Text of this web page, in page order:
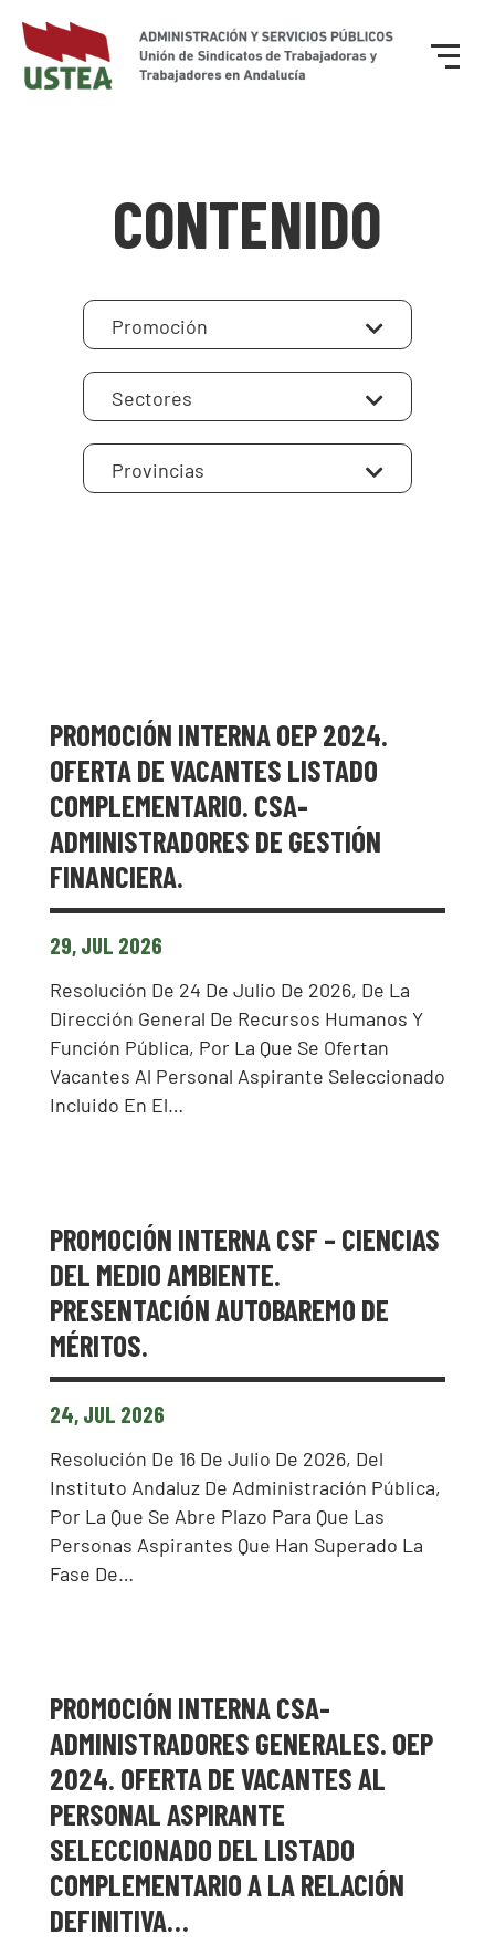
CONTENIDO
Promoción
Sectores
Provincias
PROMOCIÓN INTERNA OEP 2024.
OFERTA DE VACANTES LISTADO
COMPLEMENTARIO. CSA-
ADMINISTRADORES DE GESTIÓN
FINANCIERA.
29, JUL 2026
Resolución De 24 De Julio De 2026, De La
Dirección General De Recursos Humanos Y
Función Pública, Por La Que Se Ofertan
Vacantes Al Personal Aspirante Seleccionado
Incluido En El…
PROMOCIÓN INTERNA CSF – CIENCIAS
DEL MEDIO AMBIENTE.
PRESENTACIÓN AUTOBAREMO DE
MÉRITOS.
24, JUL 2026
Resolución De 16 De Julio De 2026, Del
Instituto Andaluz De Administración Pública,
Por La Que Se Abre Plazo Para Que Las
Personas Aspirantes Que Han Superado La
Fase De…
PROMOCIÓN INTERNA CSA-
ADMINISTRADORES GENERALES. OEP
2024. OFERTA DE VACANTES AL
PERSONAL ASPIRANTE
SELECCIONADO DEL LISTADO
COMPLEMENTARIO A LA RELACIÓN
DEFINITIVA…